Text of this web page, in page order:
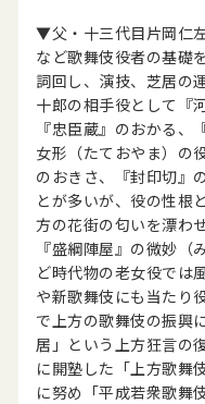
▼父・十三代目片岡仁
など歌舞伎役者の基礎
詞回し、演技、芝居の
十郎の相手役として『
『忠臣蔵』のおかる
女形（たておやま）の
のおきさ、『封印切』
とが多いが、役の性根
方の花街の匂いを漂わ
『盛綱陣屋』の微妙
ど時代物の老女役では
や新歌舞伎にも当たり
で上方の歌舞伎の振興
居」という上方狂言の
に開塾した「上方歌舞
に努め「平成若衆歌舞